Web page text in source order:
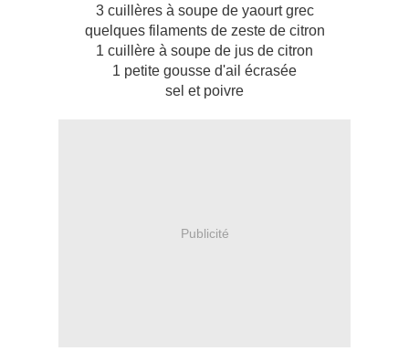
3 cuillères à soupe de yaourt grec
quelques filaments de zeste de citron
1 cuillère à soupe de jus de citron
1 petite gousse d'ail écrasée
sel et poivre
Publicité